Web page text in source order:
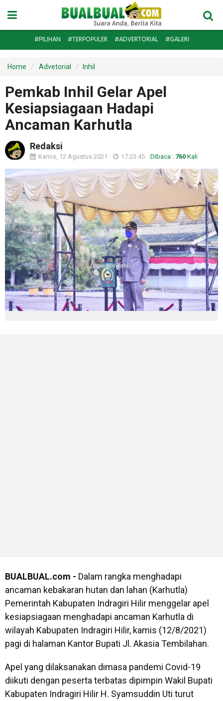
#PILIHAN #TERPOPULER #ADVERTORIAL #GALERI
Home Advetorial Inhil
Pemkab Inhil Gelar Apel
Kesiapsiagaan Hadapi
Ancaman Karhutla
Redaksi
Kamis, 12 Agustus 2021 17:23:45 Dibaca : 760 Kali
BUALBUAL.com - Dalam rangka menghadapi
ancaman kebakaran hutan dan lahan (Karhutla)
Pemerintah Kabupaten Indragiri Hilir menggelar apel
kesiapsiagaan menghadapi ancaman Karhutla di
wilayah Kabupaten Indragiri Hilir, kamis (12/8/2021)
pagi di halaman Kantor Bupati Jl. Akasia Tembilahan.
Apel yang dilaksanakan dimasa pandemi Covid-19
diikuti dengan peserta terbatas dipimpin Wakil Bupati
Kabupaten Indragiri Hilir H. Syamsuddin Uti turut